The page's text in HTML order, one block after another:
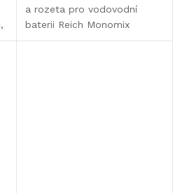
a rozeta pro vodovodní
baterii Reich Monomix
s 90stupňovým rozsahem